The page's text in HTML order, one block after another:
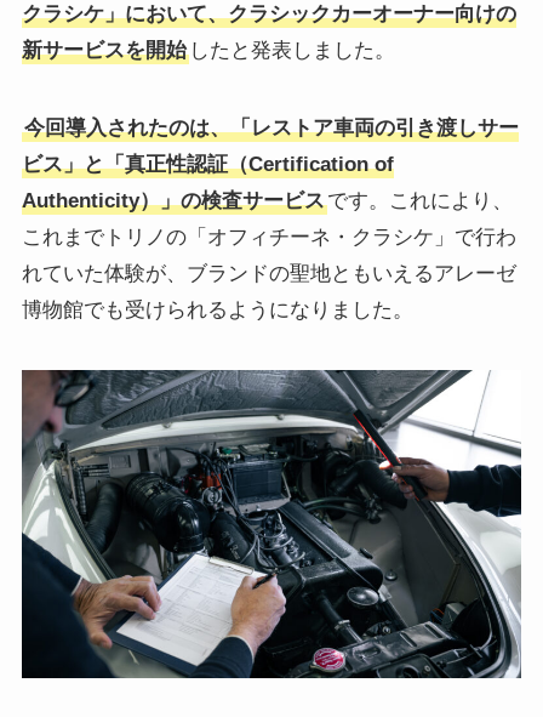
クラシケ」において、クラシックカーオーナー向けの
新サービスを開始したと発表しました。
今回導入されたのは、「レストア車両の引き渡しサー
ビス」と「真正性認証（Certification of
Authenticity）」の検査サービスです。これにより、
これまでトリノの「オフィチーネ・クラシケ」で行わ
れていた体験が、ブランドの聖地ともいえるアレーゼ
博物館でも受けられるようになりました。